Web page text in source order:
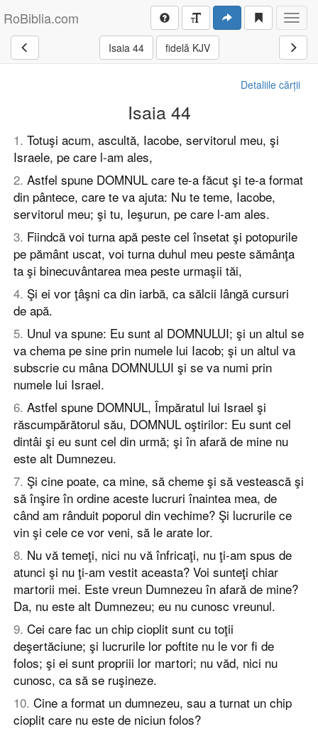
RoBiblia.com
Isaia 44 fidelă KJV
Detaliile cărții
Isaia 44
1. Totuşi acum, ascultă, Iacobe, servitorul meu, şi
Israele, pe care l-am ales,
2. Astfel spune DOMNUL care te-a făcut şi te-a format
din pântece, care te va ajuta: Nu te teme, Iacobe,
servitorul meu; şi tu, Ieşurun, pe care l-am ales.
3. Fiindcă voi turna apă peste cel însetat şi potopurile
pe pământ uscat, voi turna duhul meu peste sămânţa
ta şi binecuvântarea mea peste urmaşii tăi,
4. Şi ei vor ţâşni ca din iarbă, ca sălcii lângă cursuri
de apă.
5. Unul va spune: Eu sunt al DOMNULUI; şi un altul se
va chema pe sine prin numele lui Iacob; şi un altul va
subscrie cu mâna DOMNULUI şi se va numi prin
numele lui Israel.
6. Astfel spune DOMNUL, Împăratul lui Israel şi
răscumpărătorul său, DOMNUL oştirilor: Eu sunt cel
dintâi şi eu sunt cel din urmă; şi în afară de mine nu
este alt Dumnezeu.
7. Şi cine poate, ca mine, să cheme şi să vestească şi
să înşire în ordine aceste lucruri înaintea mea, de
când am rânduit poporul din vechime? Şi lucrurile ce
vin şi cele ce vor veni, să le arate lor.
8. Nu vă temeţi, nici nu vă înfricaţi, nu ţi-am spus de
atunci şi nu ţi-am vestit aceasta? Voi sunteţi chiar
martorii mei. Este vreun Dumnezeu în afară de mine?
Da, nu este alt Dumnezeu; eu nu cunosc vreunul.
9. Cei care fac un chip cioplit sunt cu toţii
deşertăciune; şi lucrurile lor poftite nu le vor fi de
folos; şi ei sunt propriii lor martori; nu văd, nici nu
cunosc, ca să se ruşineze.
10. Cine a format un dumnezeu, sau a turnat un chip
cioplit care nu este de niciun folos?